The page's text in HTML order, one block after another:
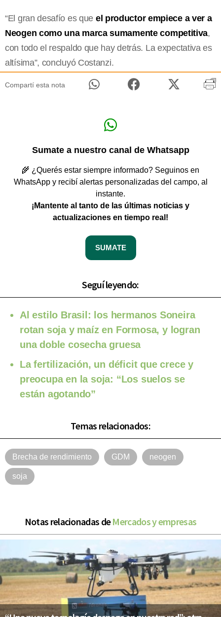
“El gran desafío es que el productor empiece a ver a
Neogen como una marca sumamente competitiva,
con todo el respaldo que hay detrás. La expectativa es
altísima”, concluyó Costanzi.
Compartí esta nota
Sumate a nuestro canal de Whatsapp
🌾 ¿Querés estar siempre informado? Seguinos en
WhatsApp y recibí alertas personalizadas del campo, al
instante.
¡Mantente al tanto de las últimas noticias y
actualizaciones en tiempo real!
SUMATE
Seguí leyendo:
Al estilo Brasil: los hermanos Soneira
rotan soja y maíz en Formosa, y logran
una doble cosecha gruesa
La fertilización, un déficit que crece y
preocupa en la soja: “Los suelos se
están agotando”
Temas relacionados:
Brecha de rendimiento GDM neogen
soja
Notas relacionadas deMercados y empresas